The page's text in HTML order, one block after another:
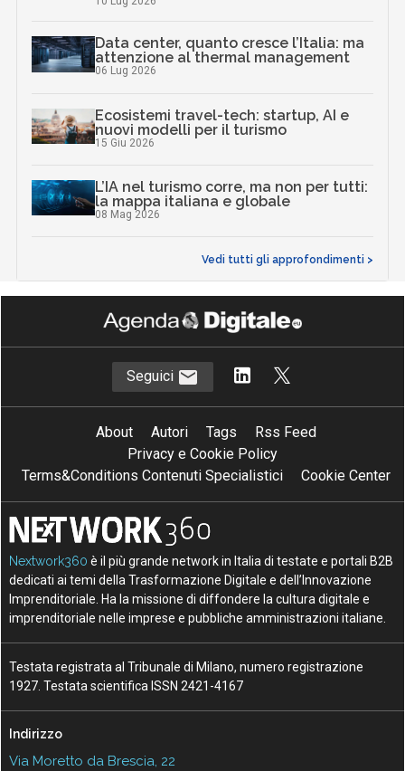
Data center, quanto cresce l’Italia: ma
attenzione al thermal management
06 Lug 2026
Ecosistemi travel-tech: startup, AI e
nuovi modelli per il turismo
15 Giu 2026
L’IA nel turismo corre, ma non per tutti:
la mappa italiana e globale
08 Mag 2026
Vedi tutti gli approfondimenti >
Seguici
About Autori Tags
Rss Feed
Privacy e Cookie Policy
Terms&Conditions Contenuti Specialistici
Cookie Center
Nextwork360 è il più grande network in Italia di testate e portali B2B
dedicati ai temi della Trasformazione Digitale e dell’Innovazione
Imprenditoriale. Ha la missione di diffondere la cultura digitale e
imprenditoriale nelle imprese e pubbliche amministrazioni italiane.
Testata registrata al Tribunale di Milano, numero registrazione
1927. Testata scientifica ISSN 2421-4167
Indirizzo
Via Moretto da Brescia, 22